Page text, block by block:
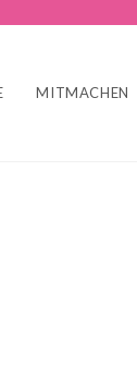
MITMACHEN